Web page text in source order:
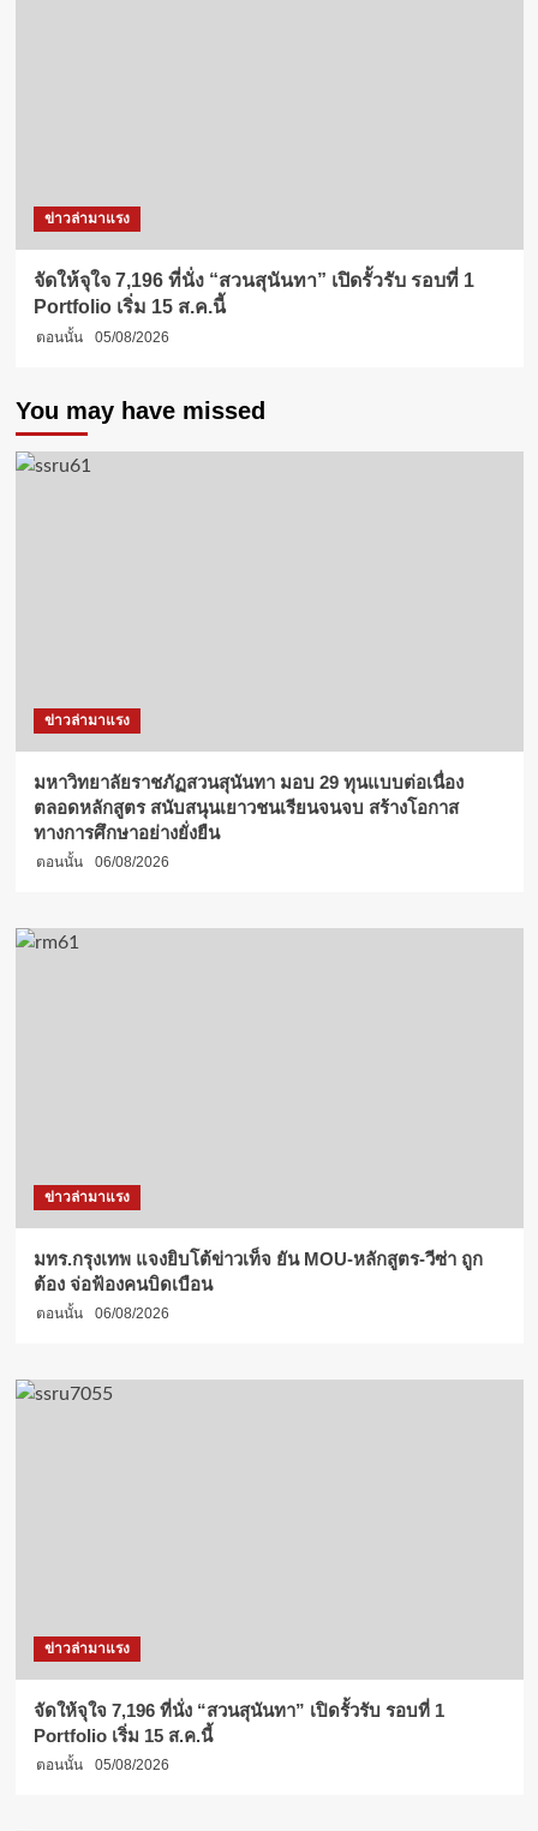
ข่าวล่ามาแรง
จัดให้จุใจ 7,196 ที่นั่ง “สวนสุนันทา” เปิดรั้วรับ รอบที่ 1
Portfolio เริ่ม 15 ส.ค.นี้
ตอนนั้น 05/08/2026
You may have missed
ข่าวล่ามาแรง
มหาวิทยาลัยราชภัฏสวนสุนันทา มอบ 29 ทุนแบบต่อเนื่อง
ตลอดหลักสูตร สนับสนุนเยาวชนเรียนจนจบ สร้างโอกาส
ทางการศึกษาอย่างยั่งยืน
ตอนนั้น 06/08/2026
ข่าวล่ามาแรง
มทร.กรุงเทพ แจงยิบโต้ข่าวเท็จ ยัน MOU-หลักสูตร-วีซ่า ถูก
ต้อง จ่อฟ้องคนบิดเบือน
ตอนนั้น 06/08/2026
ข่าวล่ามาแรง
จัดให้จุใจ 7,196 ที่นั่ง “สวนสุนันทา” เปิดรั้วรับ รอบที่ 1
Portfolio เริ่ม 15 ส.ค.นี้
ตอนนั้น 05/08/2026